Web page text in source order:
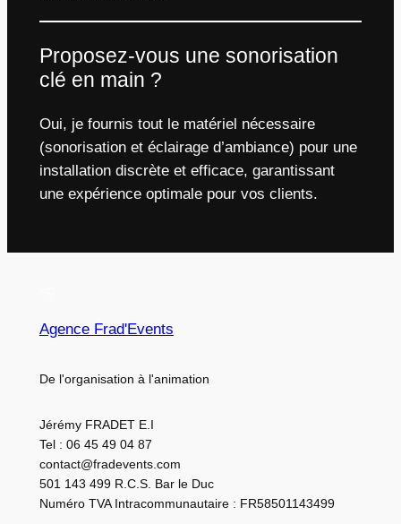
Proposez-vous une sonorisation
clé en main ?
Oui, je fournis tout le matériel nécessaire
(sonorisation et éclairage d’ambiance) pour une
installation discrète et efficace, garantissant
une expérience optimale pour vos clients.
Agence Frad'Events
De l'organisation à l'animation
Jérémy FRADET E.I
Tel : 06 45 49 04 87
contact@fradevents.com
501 143 499 R.C.S. Bar le Duc
Numéro TVA Intracommunautaire : FR58501143499